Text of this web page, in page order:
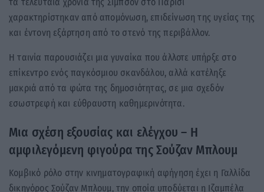
χαρακτηρίστηκαν από απομόνωση, επιδείνωση της υγείας της
και έντονη εξάρτηση από το στενό της περιβάλλον.
Η ταινία παρουσιάζει μια γυναίκα που άλλοτε υπήρξε στο
επίκεντρο ενός παγκόσμιου σκανδάλου, αλλά κατέληξε
μακριά από τα φώτα της δημοσιότητας, σε μια σχεδόν
εσωστρεφή και εύθραυστη καθημερινότητα.
Μια σχέση εξουσίας και ελέγχου – Η
αμφιλεγόμενη φιγούρα της Σούζαν Μπλουμ
Κομβικό ρόλο στην κινηματογραφική αφήγηση έχει η Γαλλίδα
δικηγόρος Σούζαν Μπλουμ, την οποία υποδύεται η Ιζαμπέλα